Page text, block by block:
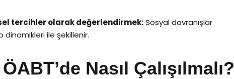
tercihler olarak değerlendirmek:Sosyal davranışlar
ile şekillenir.
Nasıl Çalışılmalı?